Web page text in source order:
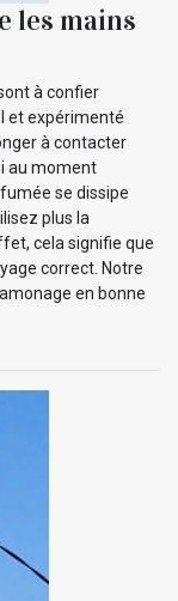
les mains
à confier
et expérimenté
à contacter
au moment
se dissipe
plus la
cela signifie que
correct. Notre
en bonne